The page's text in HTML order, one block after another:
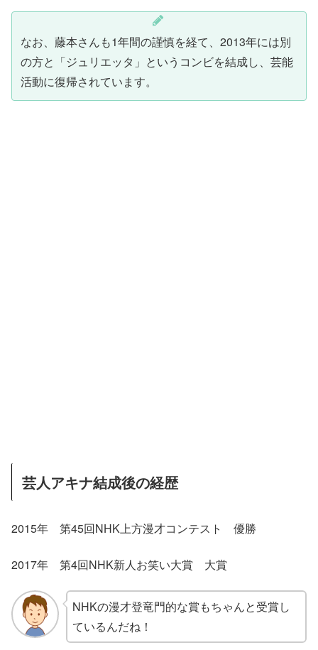
なお、藤本さんも1年間の謹慎を経て、2013年には別
の方と「ジュリエッタ」というコンビを結成し、芸能
活動に復帰されています。
芸人アキナ結成後の経歴
2015年 第45回NHK上方漫才コンテスト 優勝
2017年 第4回NHK新人お笑い大賞 大賞
NHKの漫才登竜門的な賞もちゃんと受賞し
ているんだね！